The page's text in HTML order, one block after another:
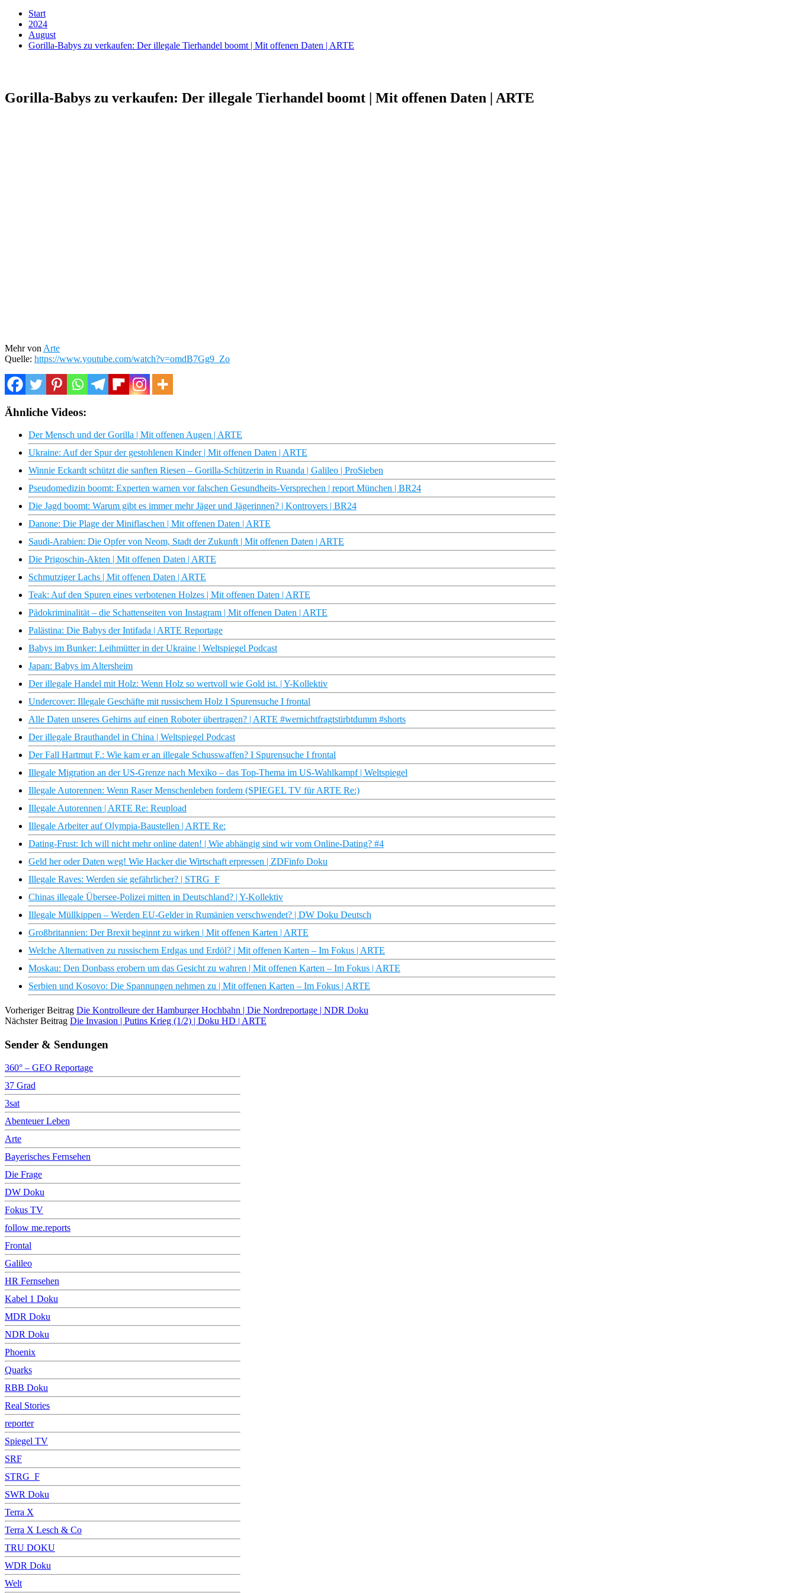
Start
2024
August
Gorilla-Babys zu verkaufen: Der illegale Tierhandel boomt | Mit offenen Daten | ARTE
Gorilla-Babys zu verkaufen: Der illegale Tierhandel boomt | Mit offenen Daten | ARTE
Mehr von Arte
Quelle: https://www.youtube.com/watch?v=omdB7Gg9_Zo
Ähnliche Videos:
Der Mensch und der Gorilla | Mit offenen Augen | ARTE
Ukraine: Auf der Spur der gestohlenen Kinder | Mit offenen Daten | ARTE
Winnie Eckardt schützt die sanften Riesen – Gorilla-Schützerin in Ruanda | Galileo | ProSieben
Pseudomedizin boomt: Experten warnen vor falschen Gesundheits-Versprechen | report München | BR24
Die Jagd boomt: Warum gibt es immer mehr Jäger und Jägerinnen? | Kontrovers | BR24
Danone: Die Plage der Miniflaschen | Mit offenen Daten | ARTE
Saudi-Arabien: Die Opfer von Neom, Stadt der Zukunft | Mit offenen Daten | ARTE
Die Prigoschin-Akten | Mit offenen Daten | ARTE
Schmutziger Lachs | Mit offenen Daten | ARTE
Teak: Auf den Spuren eines verbotenen Holzes | Mit offenen Daten | ARTE
Pädokriminalität – die Schattenseiten von Instagram | Mit offenen Daten | ARTE
Palästina: Die Babys der Intifada | ARTE Reportage
Babys im Bunker: Leihmütter in der Ukraine | Weltspiegel Podcast
Japan: Babys im Altersheim
Der illegale Handel mit Holz: Wenn Holz so wertvoll wie Gold ist. | Y-Kollektiv
Undercover: Illegale Geschäfte mit russischem Holz I Spurensuche I frontal
Alle Daten unseres Gehirns auf einen Roboter übertragen? | ARTE #wernichtfragtstirbtdumm #shorts
Der illegale Brauthandel in China | Weltspiegel Podcast
Der Fall Hartmut F.: Wie kam er an illegale Schusswaffen? I Spurensuche I frontal
Illegale Migration an der US-Grenze nach Mexiko – das Top-Thema im US-Wahlkampf | Weltspiegel
Illegale Autorennen: Wenn Raser Menschenleben fordern (SPIEGEL TV für ARTE Re:)
Illegale Autorennen | ARTE Re: Reupload
Illegale Arbeiter auf Olympia-Baustellen | ARTE Re:
Dating-Frust: Ich will nicht mehr online daten! | Wie abhängig sind wir vom Online-Dating? #4
Geld her oder Daten weg! Wie Hacker die Wirtschaft erpressen | ZDFinfo Doku
Illegale Raves: Werden sie gefährlicher? | STRG_F
Chinas illegale Übersee-Polizei mitten in Deutschland? | Y-Kollektiv
Illegale Müllkippen – Werden EU-Gelder in Rumänien verschwendet? | DW Doku Deutsch
Großbritannien: Der Brexit beginnt zu wirken | Mit offenen Karten | ARTE
Welche Alternativen zu russischem Erdgas und Erdöl? | Mit offenen Karten – Im Fokus | ARTE
Moskau: Den Donbass erobern um das Gesicht zu wahren | Mit offenen Karten – Im Fokus | ARTE
Serbien und Kosovo: Die Spannungen nehmen zu | Mit offenen Karten – Im Fokus | ARTE
Vorheriger Beitrag Die Kontrolleure der Hamburger Hochbahn | Die Nordreportage | NDR Doku
Nächster Beitrag Die Invasion | Putins Krieg (1/2) | Doku HD | ARTE
Sender & Sendungen
360° – GEO Reportage
37 Grad
3sat
Abenteuer Leben
Arte
Bayerisches Fernsehen
Die Frage
DW Doku
Fokus TV
follow me.reports
Frontal
Galileo
HR Fernsehen
Kabel 1 Doku
MDR Doku
NDR Doku
Phoenix
Quarks
RBB Doku
Real Stories
reporter
Spiegel TV
SRF
STRG_F
SWR Doku
Terra X
Terra X Lesch & Co
TRU DOKU
WDR Doku
Welt